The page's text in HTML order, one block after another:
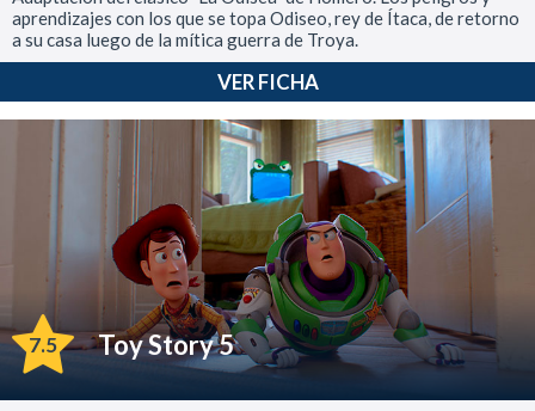
aprendizajes con los que se topa Odiseo, rey de Ítaca, de retorno
a su casa luego de la mítica guerra de Troya.
VER FICHA
7.5 Toy Story 5